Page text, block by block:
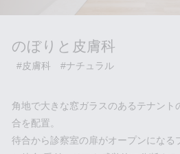
のぼりと皮膚科
#皮膚科 #ナチュラル
角地で大きな窓ガラスのあるテナント
合を配置。
待合から診察室の扉がオープンになる